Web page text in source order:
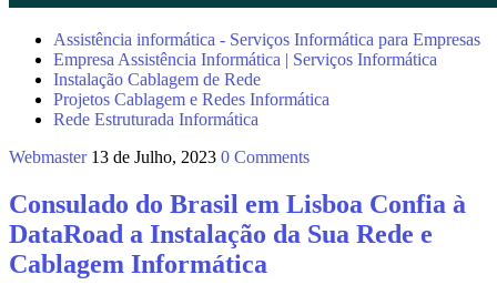
Assistência informática - Serviços Informática para Empresas
Empresa Assistência Informática | Serviços Informática
Instalação Cablagem de Rede
Projetos Cablagem e Redes Informática
Rede Estruturada Informática
Webmaster 13 de Julho, 2023 0 Comments
Consulado do Brasil em Lisboa Confia à
DataRoad a Instalação da Sua Rede e
Cablagem Informática